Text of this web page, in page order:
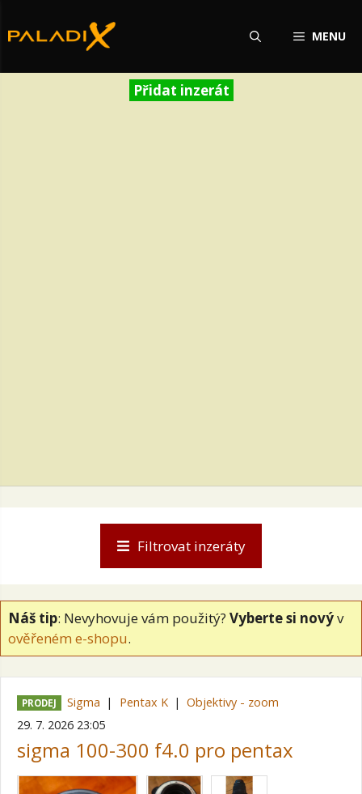
na
MENU
Přidat inzerát
Náš tip: Nevyhovuje vám použitý? Vyberte si novýv
ověřeném e-shopu.
PRODEJ Sigma Pentax K
Objektivy - zoom
29. 7. 2026 23:05
sigma 100-300 f4.0 pro pentax
Filtrovat inzeráty